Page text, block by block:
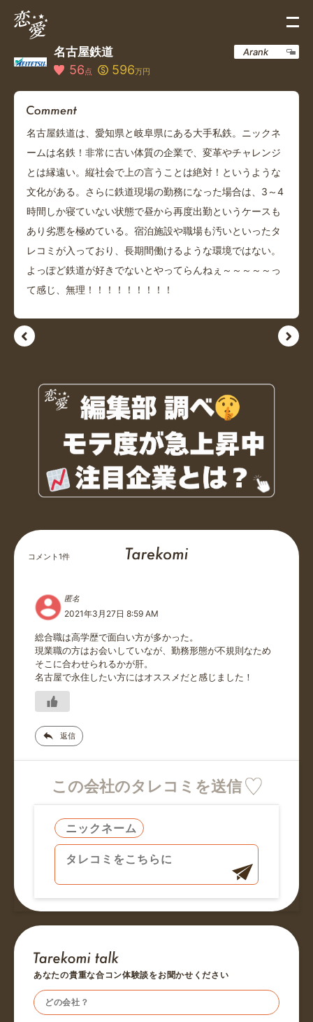
名古屋鉄道
56点 596万円
Arank
名古屋鉄道は、愛知県と岐阜県にある大手私鉄。ニックネ
ームは名鉄！非常に古い体質の企業で、変革やチャレンジ
とは縁遠い。縦社会で上の言うことは絶対！というような
文化がある。さらに鉄道現場の勤務になった場合は、3～4
時間しか寝ていない状態で昼から再度出勤というケースも
あり劣悪を極めている。宿泊施設や職場も汚いといったタ
レコミが入っており、長期間働けるような環境ではない。
よっぽど鉄道が好きでないとやってらんねぇ～～～～～っ
て感じ、無理！！！！！！！！！
コメント1件
匿名
2021年3月27日 8:59 AM
総合職は高学歴で面白い方が多かった。
現業職の方はお会いしていなが、勤務形態が不規則なため
そこに合わせられるかが肝。
名古屋で永住したい方にはオススメだと感じました！
返信
この会社のタレコミを送信
あなたの貴重な合コン体験談をお聞かせください